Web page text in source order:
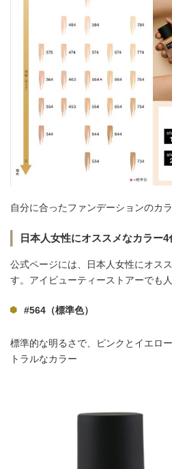
自分に合ったファンデーションのカ
日本人女性にオススメなカラー4
公式ページには、日本人女性にオス
す。アイビューティーストアーでも
#564（標準色）
標準的な明るさで、ピンクとイエロ
トラルなカラー